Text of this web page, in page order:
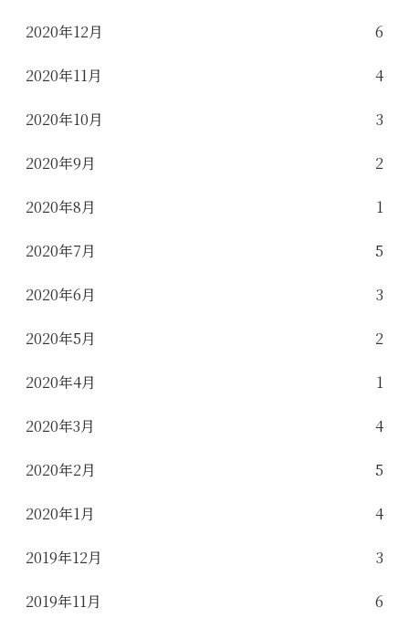
2020年12月 6
2020年11月 4
2020年10月 3
2020年9月 2
2020年8月 1
2020年7月 5
2020年6月 3
2020年5月 2
2020年4月 1
2020年3月 4
2020年2月 5
2020年1月 4
2019年12月 3
2019年11月 6